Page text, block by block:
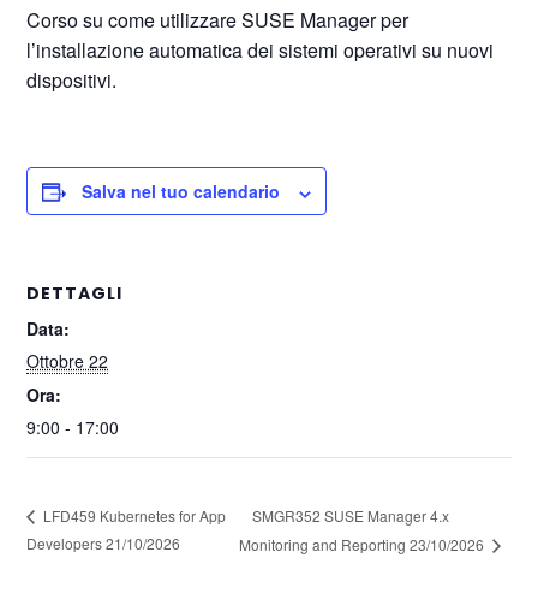
Corso su come utilizzare SUSE Manager per
l’installazione automatica dei sistemi operativi su nuovi
dispositivi.
Salva nel tuo calendario
DETTAGLI
Data:
Ottobre 22
Ora:
9:00 - 17:00
LFD459 Kubernetes for App
Developers 21/10/2026
SMGR352 SUSE Manager 4.x
Monitoring and Reporting 23/10/2026